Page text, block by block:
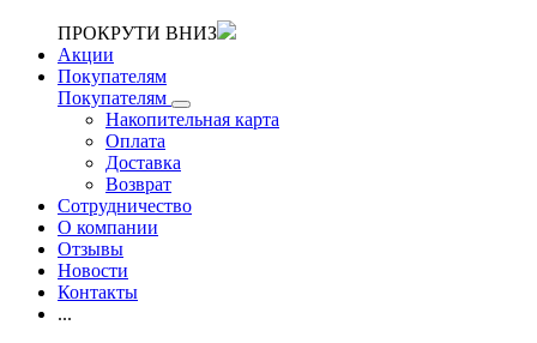
ПРОКРУТИ ВНИЗ
Акции
Покупателям
Покупателям
Накопительная карта
Оплата
Доставка
Возврат
Сотрудничество
О компании
Отзывы
Новости
Контакты
...